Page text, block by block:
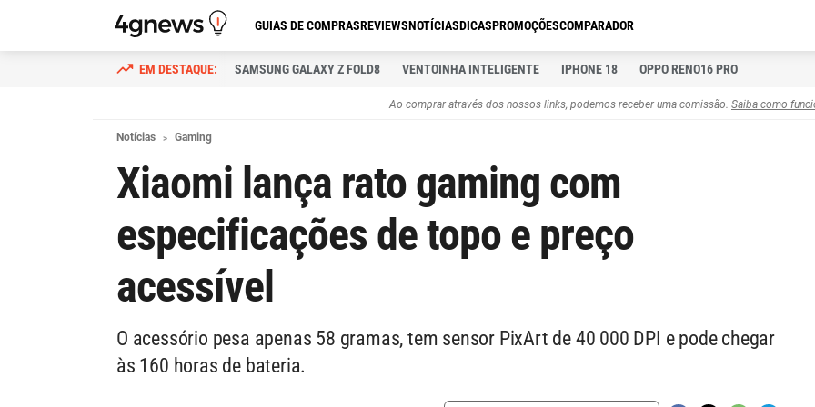
GUIAS DE COMPRASREVIEWSNOTÍCIASDICASPROMOÇÕESCOMPARADOR
SAMSUNG GALAXY Z FOLD8 VENTOINHA INTELIGENTE IPHONE 18 OPPO RENO16 PRO
Ao comprar através dos nossos links, podemos receber uma comissão. Saiba como
Notícias Gaming
Xiaomi lança rato gaming com
especificações de topo e preço
acessível
O acessório pesa apenas 58 gramas, tem sensor PixArt de 40 000 DPI e pode chegar
às 160 horas de bateria.